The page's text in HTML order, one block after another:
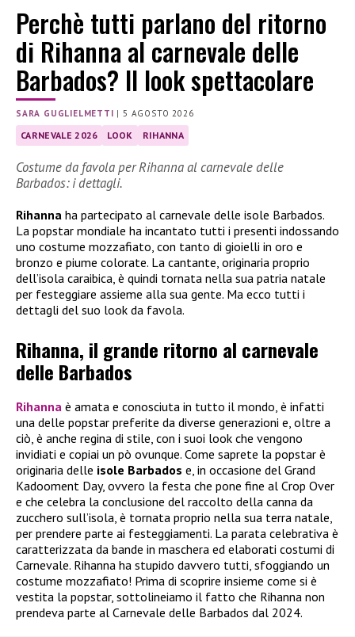
Perchè tutti parlano del ritorno
di Rihanna al carnevale delle
Barbados? Il look spettacolare
SARA GUGLIELMETTI |5 AGOSTO 2026
CARNEVALE 2026 LOOK RIHANNA
Costume da favola per Rihanna al carnevale delle
Barbados: i dettagli.
Rihanna ha partecipato al carnevale delle isole Barbados.
La popstar mondiale ha incantato tutti i presenti indossando
uno costume mozzafiato, con tanto di gioielli in oro e
bronzo e piume colorate. La cantante, originaria proprio
dell’isola caraibica, è quindi tornata nella sua patria natale
per festeggiare assieme alla sua gente. Ma ecco tutti i
dettagli del suo look da favola.
Rihanna, il grande ritorno al carnevale
delle Barbados
Rihanna è amata e conosciuta in tutto il mondo, è infatti
una delle popstar preferite da diverse generazioni e, oltre a
ciò, è anche regina di stile, con i suoi look che vengono
invidiati e copiai un pò ovunque. Come saprete la popstar è
originaria delle isole Barbados e, in occasione del Grand
Kadooment Day, ovvero la festa che pone fine al Crop Over
e che celebra la conclusione del raccolto della canna da
zucchero sull’isola, è tornata proprio nella sua terra natale,
per prendere parte ai festeggiamenti. La parata celebrativa è
caratterizzata da bande in maschera ed elaborati costumi di
Carnevale. Rihanna ha stupido davvero tutti, sfoggiando un
costume mozzafiato! Prima di scoprire insieme come si è
vestita la popstar, sottolineiamo il fatto che Rihanna non
prendeva parte al Carnevale delle Barbados dal 2024.